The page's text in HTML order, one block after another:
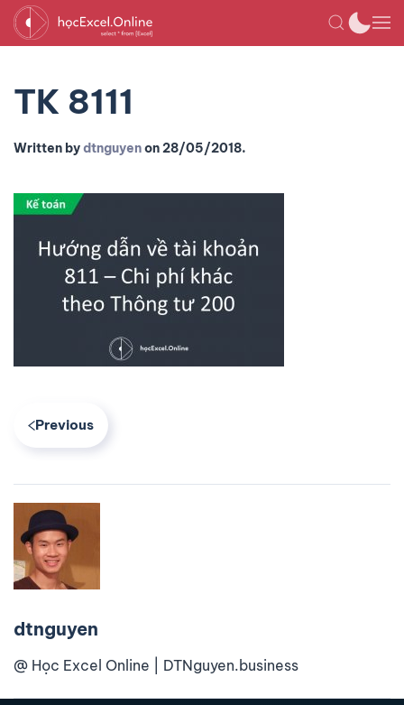
TK 8111
Written bydtnguyenon28/05/2018.
Previous
dtnguyen
@ Học Excel Online | DTNguyen.business